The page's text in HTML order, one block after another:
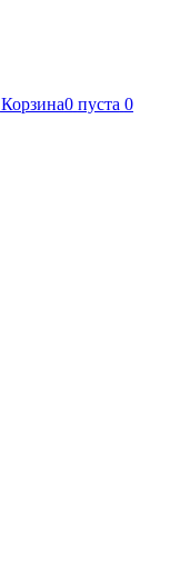
Корзина0 пуста 0